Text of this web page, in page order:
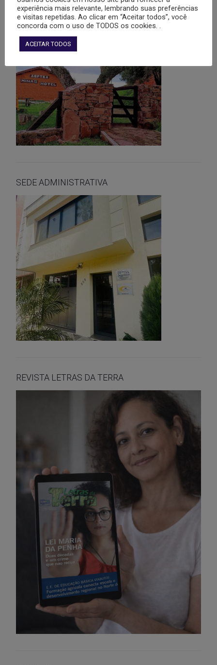
AGPTEA MINAS HOTEL
SEDE ADMINISTRATIVA
REVISTA LETRAS DA TERRA
experiência mais relevante, lembrando suas preferências
e visitas repetidas. Ao clicar em “Aceitar todos”, você
concorda com o uso de TODOS os cookies. .
ACEITAR TODOS